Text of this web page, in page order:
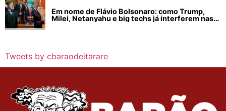
Em nome de Flávio Bolsonaro: como Trump,
Milei, Netanyahu e big techs já interferem nas
Tweets by cbaraodeitarare